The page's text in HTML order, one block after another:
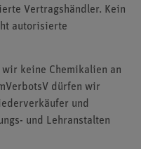
Vertragshändler. Kein
autorisierte
wir keine Chemikalien an
dürfen wir
und
und Lehranstalten